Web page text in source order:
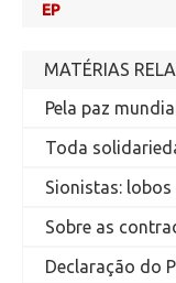
EP
MATÉRIAS
Pela paz
Toda
Sionistas:
Sobre as
Declaração do